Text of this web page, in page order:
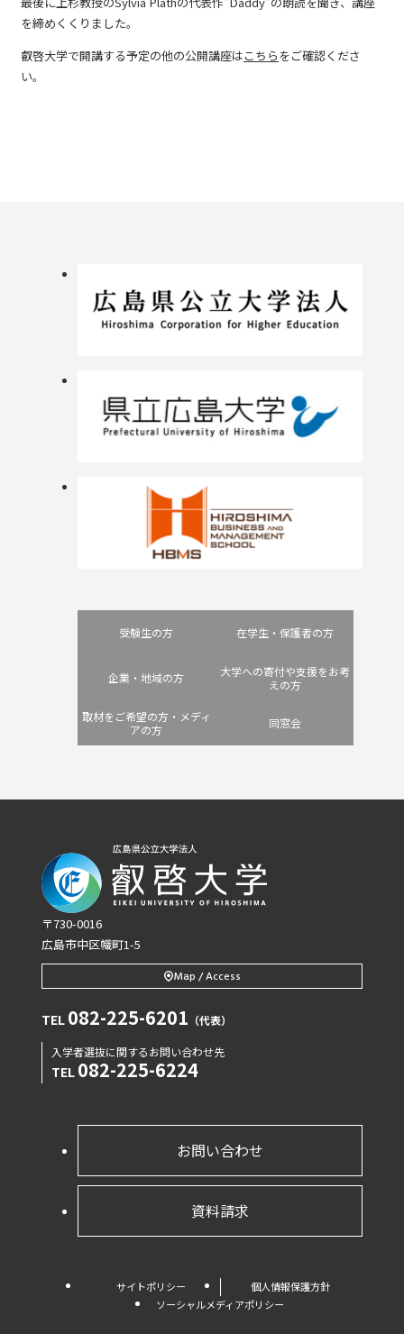
を締めくくりました。
叡啓大学で開講する予定の他の公開講座はこちらをご確認くださ
い。
受験生の方 在学生・保護者の方
企業・地域の方
大学への寄付や支援をお考
えの方
取材をご希望の方・メディ
アの方
同窓会
〒730-0016
広島市中区幟町1-5
Map / Access
TEL 082-225-6201 （代表）
入学者選抜に関するお問い合わせ先
TEL 082-225-6224
お問い合わせ
資料請求
サイトポリシー
個人情報保護方針
ソーシャルメディアポリシー